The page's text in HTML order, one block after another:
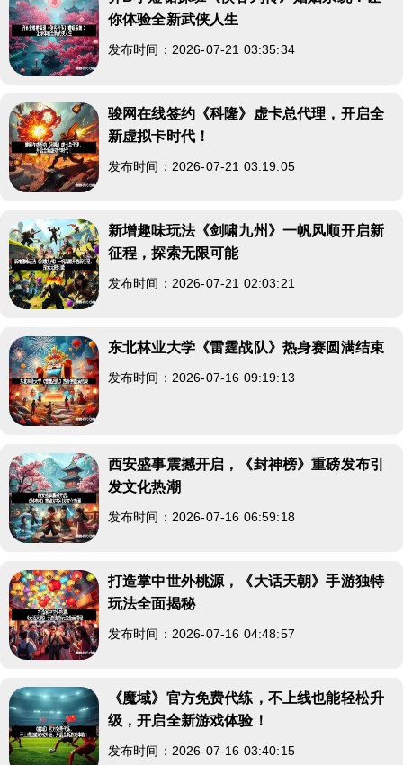
你体验全新武侠人生
发布时间：2026-07-21 03:35:34
骏网在线签约《科隆》虚卡总代理，开启全
新虚拟卡时代！
发布时间：2026-07-21 03:19:05
新增趣味玩法《剑啸九州》一帆风顺开启新
征程，探索无限可能
发布时间：2026-07-21 02:03:21
东北林业大学《雷霆战队》热身赛圆满结束
发布时间：2026-07-16 09:19:13
西安盛事震撼开启，《封神榜》重磅发布引
发文化热潮
发布时间：2026-07-16 06:59:18
打造掌中世外桃源，《大话天朝》手游独特
玩法全面揭秘
发布时间：2026-07-16 04:48:57
《魔域》官方免费代练，不上线也能轻松升
级，开启全新游戏体验！
发布时间：2026-07-16 03:40:15